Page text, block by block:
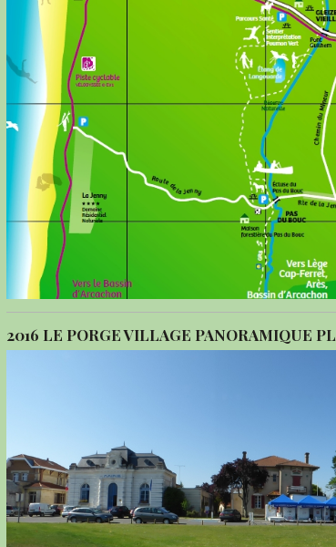
2016 LE PORGE VILLAGE PANORAMIQUE